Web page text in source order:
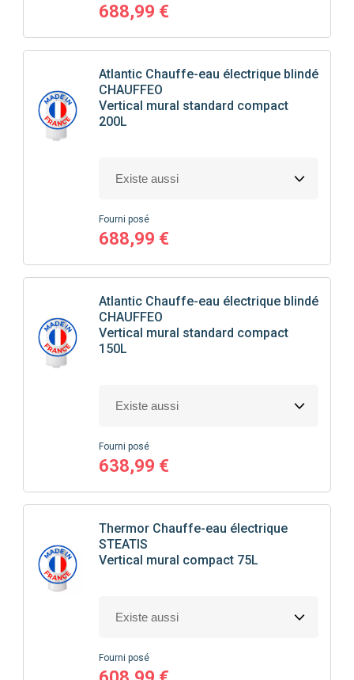
688,99 €
Atlantic Chauffe-eau électrique blindé
CHAUFFEO
Vertical mural standard compact
200L
Fourni posé
688,99 €
Atlantic Chauffe-eau électrique blindé
CHAUFFEO
Vertical mural standard compact
150L
Fourni posé
638,99 €
Thermor Chauffe-eau électrique
STEATIS
Vertical mural compact 75L
Fourni posé